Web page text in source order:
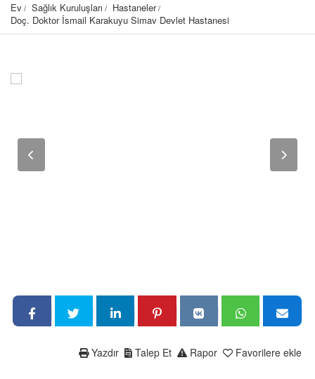
Ev Sağlık Kuruluşları
Hastaneler
Doç. Doktor İsmail Karakuyu Simav Devlet Hastanesi
Favorilere ekle
Rapor
Talep Et
Yazdır